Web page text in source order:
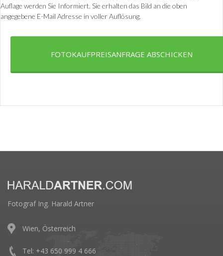
Auflage werden Sie Informiert. Sie erhalten das Bild an die oben
angegebene E-Mail Adresse in voller Auflösung.
FOTOKAUFPREISANFRAGE ABSCHICKEN
Fotograf Ing. Harald Artner
Wien, Österreich
Tel: +43 650 999 4 666